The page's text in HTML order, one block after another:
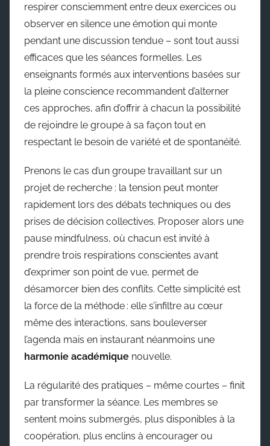
respirer consciemment entre deux exercices ou
observer en silence une émotion qui monte
pendant une discussion tendue – sont tout aussi
efficaces que les séances formelles. Les
enseignants formés aux interventions basées sur
la pleine conscience recommandent d’alterner
ces approches, afin d’offrir à chacun la possibilité
de rejoindre le groupe à sa façon tout en
respectant le besoin de variété et de spontanéité.
Prenons le cas d’un groupe travaillant sur un
projet de recherche : la tension peut monter
rapidement lors des débats techniques ou des
prises de décision collectives. Proposer alors une
pause mindfulness, où chacun est invité à
prendre trois respirations conscientes avant
d’exprimer son point de vue, permet de
désamorcer bien des conflits. Cette simplicité est
la force de la méthode : elle s’infiltre au cœur
même des interactions, sans bouleverser
l’agenda mais en instaurant néanmoins une
harmonie académique nouvelle.
La régularité des pratiques – même courtes – finit
par transformer la séance. Les membres se
sentent moins submergés, plus disponibles à la
coopération, plus enclins à encourager ou